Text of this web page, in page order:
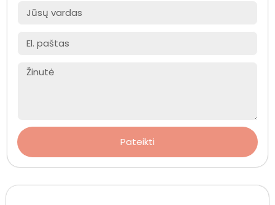
Pateikti